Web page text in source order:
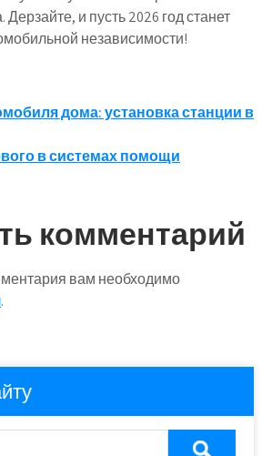
Дерзайте, и пусть 2026 год станет
независимости!
дома: установка станции в
в системах помощи
комментарий
вам необходимо
.